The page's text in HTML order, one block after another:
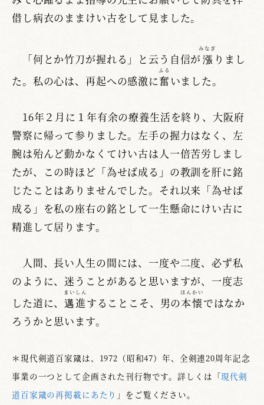
借し病衣のままけい古をして見ました。
「何とか竹刀が握れる」と云う自信が漲
みなぎ
りまし
た。私の心は、再起への感激に奮
ふる
いました。
16年２月に１年有余の療養生活を終り、大阪府
警察に帰って参りました。左手の握力はなく、左
腕は殆んど動かなくてけい古は人一倍苦労しまし
たが、この時ほど「為せば成る」の教訓を肝に銘
じたことはありませんでした。それ以来「為せば
成る」を私の座右の銘として一生懸命にけい古に
精進して居ります。
人間、長い人生の間には、一度や二度、必ず私
のように、迷うことがあると思いますが、一度志
した道に、邁進
まいしん
することこそ、男の本懐
ほんかい
ではなか
ろうかと思います。
＊現代剣道百家箴は、1972（昭和47）年、全剣連20周年記念
事業の一つとして企画された刊行物です。詳しくは「現代剣
道百家箴の再掲載にあたり 」をご覧ください。